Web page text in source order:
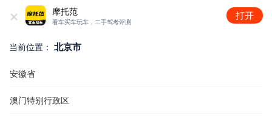
+ 摩托范
看车买车玩车，二手驾考评测
打开
当前位置： 北京市
安徽省
澳门特别行政区